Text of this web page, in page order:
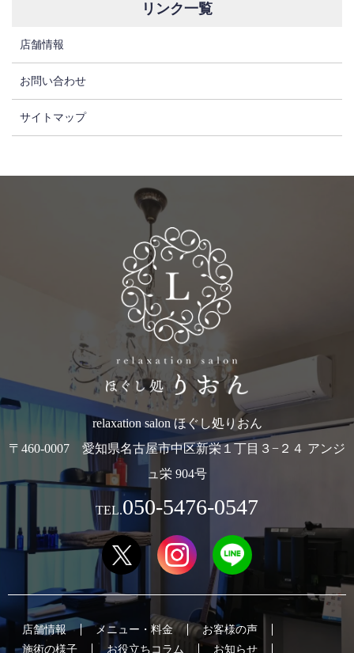
リンク一覧
店舗情報
お問い合わせ
サイトマップ
relaxation salon ほぐし処りおん
〒460-0007 愛知県名古屋市中区新栄１丁目３−２４ アンジ
ュ栄 904号
TEL.050-5476-0547
店舗情報 メニュー・料金
お客様の声
施術の様子
お役立ちコラム お知らせ